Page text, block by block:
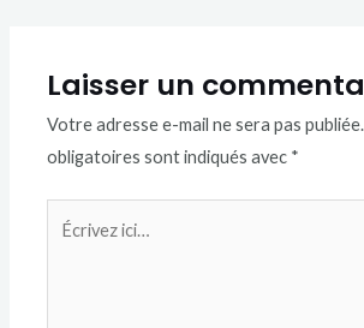
Laisser un
Votre adresse e-mail ne sera pas publiée.
obligatoires sont indiqués avec *